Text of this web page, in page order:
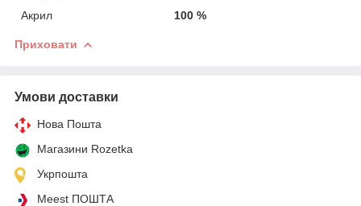
Акрил
100 %
Приховати
Умови доставки
Нова Пошта
Магазини Rozetka
Укрпошта
Meest ПОШТА